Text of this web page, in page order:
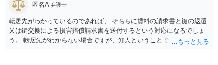
匿名A 弁護士
転居先がわかっているのであれば、 そちらに賃料の請求書と鍵の返還
又は鍵交換による損害賠償請求書を送付するという対応になるでしょ
う。 転居先がわからない場合ですが、知人ということで、連絡がつく
で、適切な対応が望めない場合は、債権回収を弁護士に依頼すること